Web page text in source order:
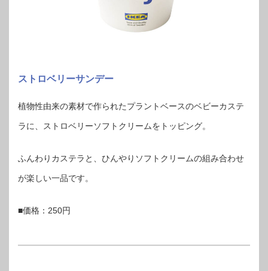
ストロベリーサンデー
植物性由来の素材で作られたプラントベースのベビーカステ
ラに、ストロベリーソフトクリームをトッピング。
ふんわりカステラと、ひんやりソフトクリームの組み合わせ
が楽しい一品です。
■価格：250円